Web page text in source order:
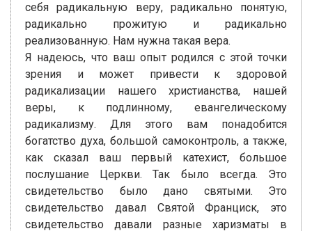
себя радикальную веру, радикально понятую,
радикально прожитую и радикально
реализованную. Нам нужна такая вера.
Я надеюсь, что ваш опыт родился с этой точки
зрения и может привести к здоровой
радикализации нашего христианства, нашей
веры, к подлинному, евангелическому
радикализму. Для этого вам понадобится
богатство духа, большой самоконтроль, а также,
как сказал ваш первый катехист, большое
послушание Церкви. Так было всегда. Это
свидетельство было дано святыми. Это
свидетельство давал Святой Франциск, это
свидетельство давали разные харизматы в